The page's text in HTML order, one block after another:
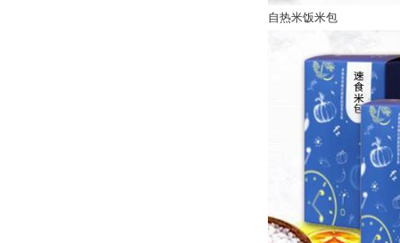
自热米饭米包